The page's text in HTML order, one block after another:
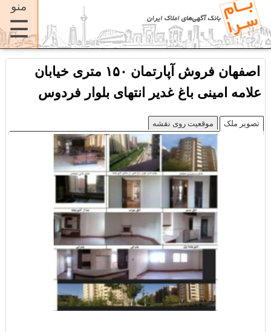
منو
☰
اصفهان فروش آپارتمان ۱۵۰ متری خیابان
علامه امینی باغ غدیر انتهای بلوار فردوس
تصویر ملک موقعیت روی نقشه